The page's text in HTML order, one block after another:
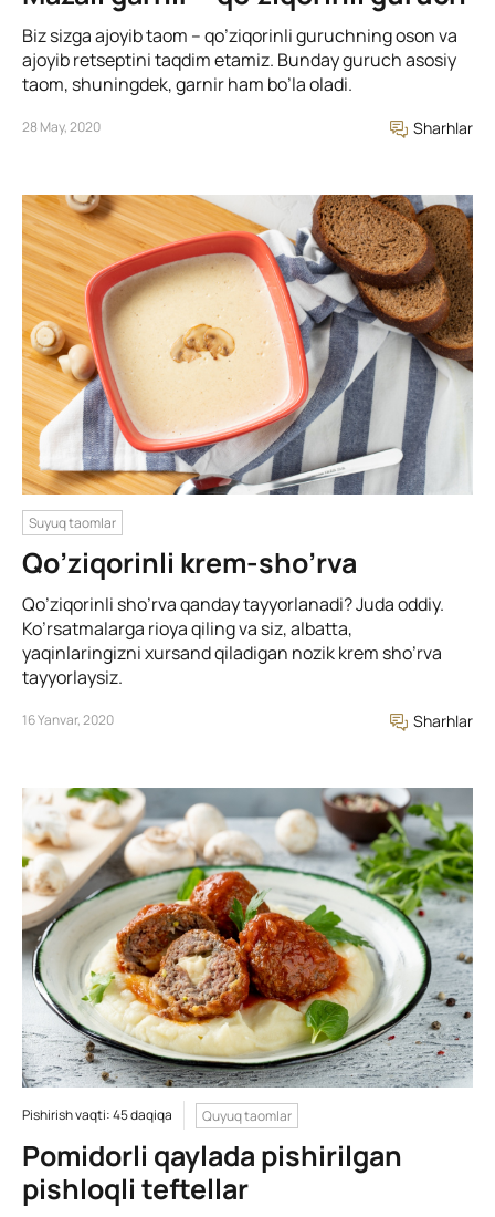
Biz sizga ajoyib taom – qo’ziqorinli guruchning oson va
ajoyib retseptini taqdim etamiz. Bunday guruch asosiy
taom, shuningdek, garnir ham bo’la oladi.
28 May, 2020 Sharhlar
Suyuq taomlar
Qo’ziqorinli krem-sho’rva
Qo’ziqorinli sho’rva qanday tayyorlanadi? Juda oddiy.
Ko’rsatmalarga rioya qiling va siz, albatta,
yaqinlaringizni xursand qiladigan nozik krem sho’rva
tayyorlaysiz.
16 Yanvar, 2020 Sharhlar
Pishirish vaqti: 45 daqiqa Quyuq taomlar
Pomidorli qaylada pishirilgan
pishloqli teftellar